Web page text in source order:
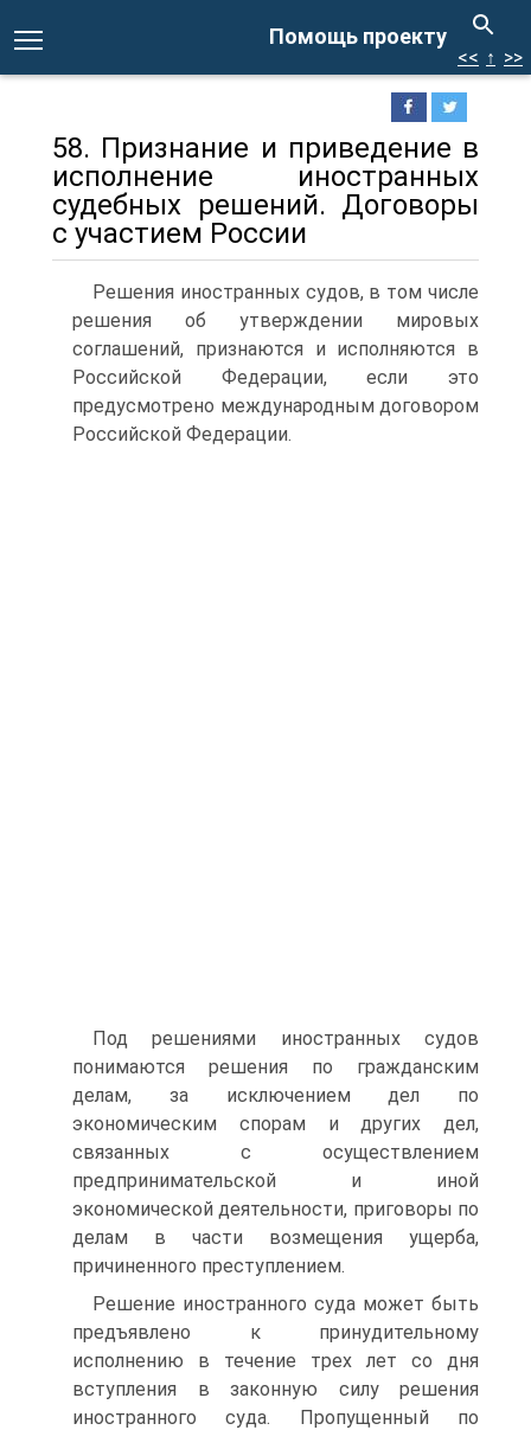
Помощь проекту
<< ↑ >>
58. Признание и приведение в
исполнение иностранных
судебных решений. Договоры
с участием России
Решения иностранных судов, в том числе
решения об утверждении мировых
соглашений, признаются и исполняются в
Российской Федерации, если это
предусмотрено международным договором
Российской Федерации.
Под решениями иностранных судов
понимаются решения по гражданским
делам, за исключением дел по
экономическим спорам и других дел,
связанных с осуществлением
предпринимательской и иной
экономической деятельности, приговоры по
делам в части возмещения ущерба,
причиненного преступлением.
Решение иностранного суда может быть
предъявлено к принудительному
исполнению в течение трех лет со дня
вступления в законную силу решения
иностранного суда. Пропущенный по